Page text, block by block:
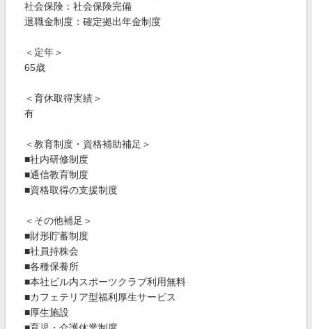
社会保険：社会保険完備
退職金制度：確定拠出年金制度
＜定年＞
65歳
＜育休取得実績＞
有
＜教育制度・資格補助補足＞
■社内研修制度
■通信教育制度
■資格取得の支援制度
＜その他補足＞
■財形貯蓄制度
■社員持株会
■各種保養所
■本社ビル内スポーツクラブ利用無料
■カフェテリア型福利厚生サービス
■厚生施設